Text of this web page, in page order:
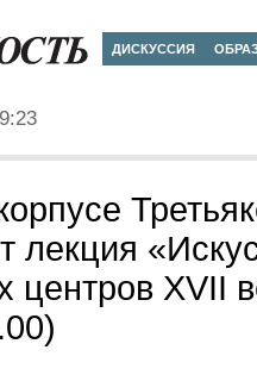
ДИСКУССИЯ
лекция
центров XVII